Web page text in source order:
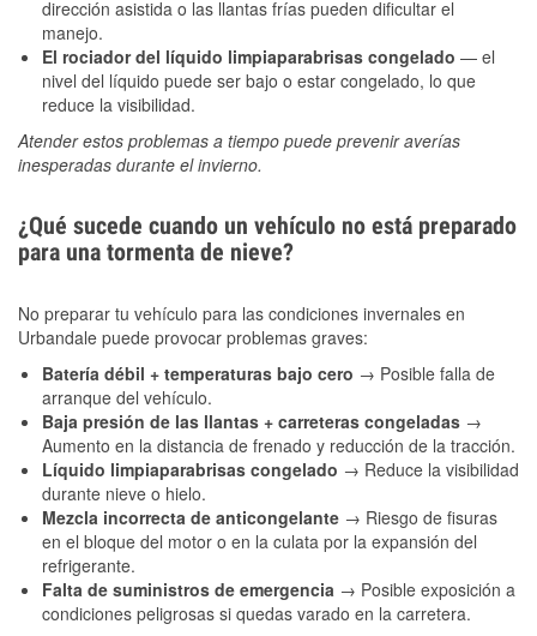
dirección asistida o las llantas frías pueden dificultar el
manejo.
El rociador del líquido limpiaparabrisas congelado — el
nivel del líquido puede ser bajo o estar congelado, lo que
reduce la visibilidad.
Atender estos problemas a tiempo puede prevenir averías
inesperadas durante el invierno.
¿Qué sucede cuando un vehículo no está preparado
para una tormenta de nieve?
No preparar tu vehículo para las condiciones invernales en
Urbandale puede provocar problemas graves:
Batería débil + temperaturas bajo cero → Posible falla de
arranque del vehículo.
Baja presión de las llantas + carreteras congeladas →
Aumento en la distancia de frenado y reducción de la tracción.
Líquido limpiaparabrisas congelado → Reduce la visibilidad
durante nieve o hielo.
Mezcla incorrecta de anticongelante → Riesgo de fisuras
en el bloque del motor o en la culata por la expansión del
refrigerante.
Falta de suministros de emergencia → Posible exposición a
condiciones peligrosas si quedas varado en la carretera.